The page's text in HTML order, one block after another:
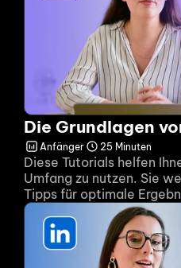
Die Grundlagen
Anfänger 25 Minuten
Diese Tutorials helfen
Umfang zu nutzen. Sie
Tipps für optimale